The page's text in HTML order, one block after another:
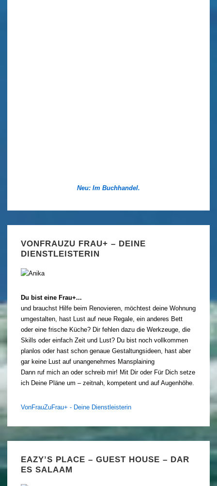
Neu: Im Buchhandel.
VONFRAUZU FRAU+ – DEINE
DIENSTLEISTERIN
Du bist eine Frau+...
und brauchst Hilfe beim Renovieren, möchtest deine Wohnung
umgestalten, hast Lust auf neue Regale, ein anderes Bett
oder eine frische Küche? Dir fehlen dazu die Werkzeuge, die
Skills oder einfach Zeit und Lust? Du bist noch vollkommen
planlos oder hast schon genaue Gestaltungsideen, hast aber
gar keine Lust auf unangenehmes Mansplaining
Dann ruf mich an oder schreib mir! Mit Dir oder Für Dich setze
ich Deine Pläne um – zeitnah, kompetent und auf Augenhöhe.
VonFrauZuFrau+ - Deine Dienstleisterin
EAZY’S PLACE – GUEST HOUSE – DAR
ES SALAAM